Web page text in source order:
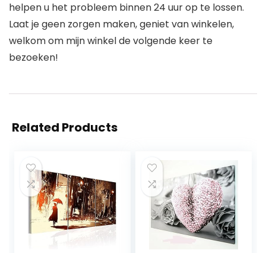
helpen u het probleem binnen 24 uur op te lossen.
Laat je geen zorgen maken, geniet van winkelen,
welkom om mijn winkel de volgende keer te
bezoeken!
Related Products